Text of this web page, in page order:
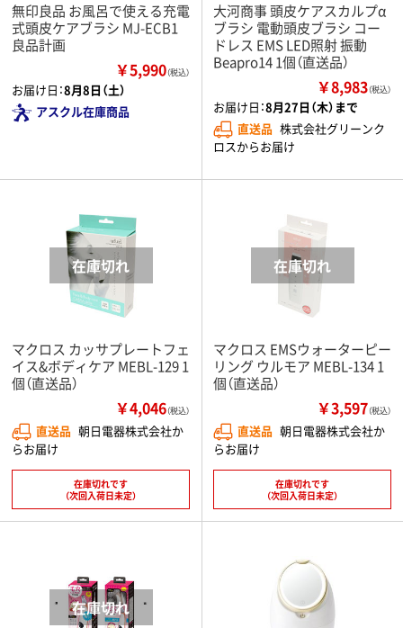
無印良品 お風呂で使える充電
式頭皮ケアブラシ MJ-ECB1
良品計画
￥5,990（税込）
お届け日：8月8日（土）
アスクル在庫商品
大河商事 頭皮ケアスカルプα
ブラシ 電動頭皮ブラシ コー
ドレス EMS LED照射 振動
Beapro14 1個（直送品）
￥8,983（税込）
お届け日：8月27日（木）まで
直送品 株式会社グリーンク
ロスからお届け
マクロス カッサプレートフェ
イス&ボディケア MEBL-129 1
個（直送品）
￥4,046（税込）
直送品 朝日電器株式会社か
らお届け
在庫切れです
（次回入荷日未定）
マクロス EMSウォーターピー
リング ウルモア MEBL-134 1
個（直送品）
￥3,597（税込）
直送品 朝日電器株式会社か
らお届け
在庫切れです
（次回入荷日未定）